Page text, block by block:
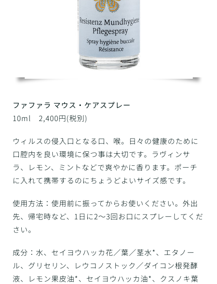
ファファラ マウス・ケアスプレー
10ml 2,400円(税別)
ウィルスの侵入口となる口、喉。日々の健康のために
口腔内を良い環境に保つ事は大切です。ラヴィンサ
ラ、レモン、ミントなどで爽やかに香ります。ポーチ
に入れて携帯するのにちょうどよいサイズ感です。
使用方法：使用前に振ってからお使いください。外出
先、帰宅時など、1日に2～3回お口にスプレーしてくだ
さい。
成分：水、セイヨウハッカ花／葉／茎水*、エタノー
ル、グリセリン、レウコノストック／ダイコン根発酵
液、レモン果皮油*、セイヨウハッカ油*、クスノキ葉